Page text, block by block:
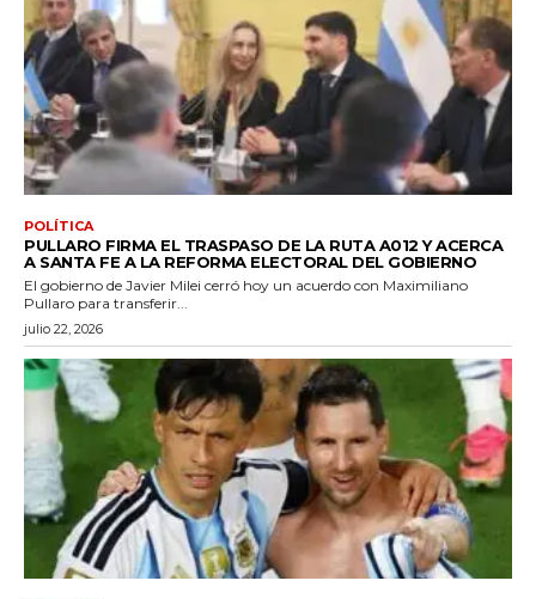
POLÍTICA
PULLARO FIRMA EL TRASPASO DE LA RUTA A012 Y ACERCA
A SANTA FE A LA REFORMA ELECTORAL DEL GOBIERNO
El gobierno de Javier Milei cerró hoy un acuerdo con Maximiliano
Pullaro para transferir...
julio 22, 2026